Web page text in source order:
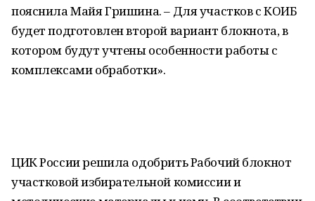
пояснила Майя Гришина. – Для участков с КОИБ
будет подготовлен второй вариант блокнота, в
котором будут учтены особенности работы с
комплексами обработки».
ЦИК России решила одобрить Рабочий блокнот
участковой избирательной комиссии и